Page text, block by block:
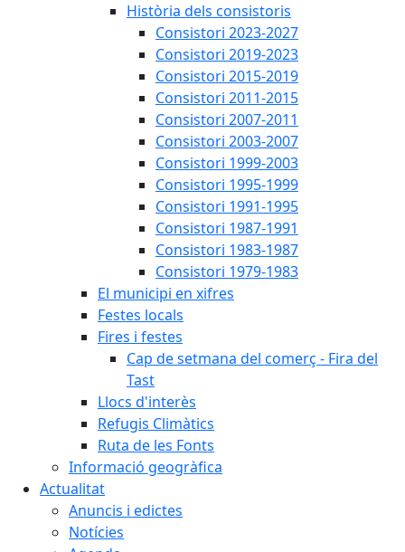
Història dels consistoris
Consistori 2023-2027
Consistori 2019-2023
Consistori 2015-2019
Consistori 2011-2015
Consistori 2007-2011
Consistori 2003-2007
Consistori 1999-2003
Consistori 1995-1999
Consistori 1991-1995
Consistori 1987-1991
Consistori 1983-1987
Consistori 1979-1983
El municipi en xifres
Festes locals
Fires i festes
Cap de setmana del comerç - Fira del
Tast
Llocs d'interès
Refugis Climàtics
Ruta de les Fonts
Informació geogràfica
Actualitat
Anuncis i edictes
Notícies